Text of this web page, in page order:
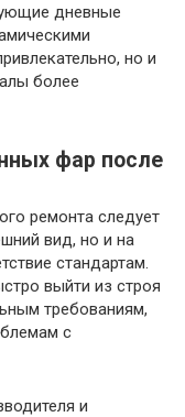
дневные
но и
более
фар после
ремонта следует
вид, но и на
стандартам.
выйти из строя
требованиям,
с
и